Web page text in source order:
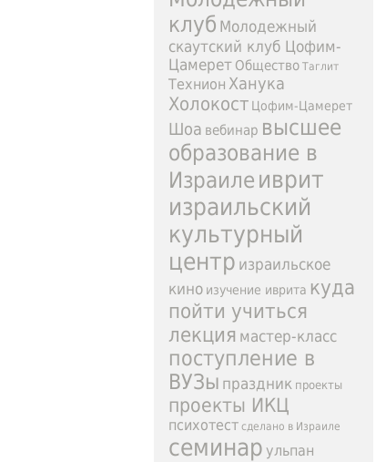
клуб Молодежный
скаутский клуб Цофим-
Цамерет Общество Таглит
Технион Ханука
Холокост Цофим-Цамерет
Шоа вебинар высшее
образование в
Израиле иврит
израильский
культурный
центр израильское
кино изучение иврита куда
пойти учиться
лекция мастер-класс
поступление в
ВУЗы праздник проекты
проекты ИКЦ
психотест сделано в Израиле
семинар ульпан